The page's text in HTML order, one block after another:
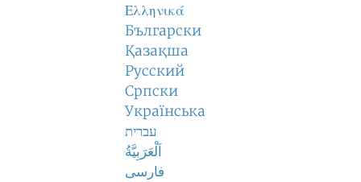
Ελληνικά
Български
Қазақша
Русский
Српски
Українська
עברית
اَلْعَرَبِيَّةُ
فارسی